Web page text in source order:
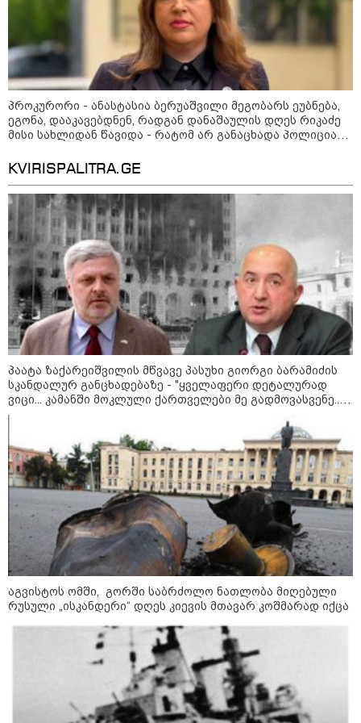
შეხვდებოდა“
„ფასები 2-3 წელში გაორმაგდება“
- ლოკაციები თბილისის
შემოგარენში, სადაც შესაძლოა,
მიწები გაძვირდეს
სამართალი
11:40 / 07-08-2026
"დაკავებულია 3 პირი, რომლებიც
სისტემატურად ამზადებდნენ ცნობილი
ბრენდების ფალსიფიცირებულ ვისკისა და
სხვა ალკოჰოლურ სასმელებს" -
საგამოძიებო სამსახური
21:11 / 07-08-2026
"ვერ შევეგუებით აზრს, რომ
ვიღაცის ბოდიალის გულისთვის
გამოვიდეთ მკვლელები" - კობა
კობალაძის გამოკითხვა
პროკურატურაში დასრულდა: რა
კითხვები დაუსვეს ვეტერანს?
პროკურორი - ანასტასია ბერუაშვილი მეგობარს ეუბნება,
ეგონა, დააკავებდნენ, რადგან დანაშაულის დღეს რიკაძე
მისი სახლიდან წავიდა - რატომ არ განაცხადა პოლიციაში,
მიაჩნდა და არ იცოდა, თუ გარდაცვალება მოყვებოდა
KVIRISPALITRA.GE
პაატა ზაქარეიშვილის მწვავე პასუხი გიორგი ბარამიძის
სკანდალურ განცხადებაზე - "ყველაფერი დეტალურად
ვიცი... კამანში მოკლული ქართველები მე გადმოვასვენე...
ბარამიძე კი ტყუის"
აგვისტოს ომში, გორში საბრძოლო ნათლობა მიღებული
რუსული „ისკანდერი“ დღეს კიევის მთავარ კოშმარად იქცა